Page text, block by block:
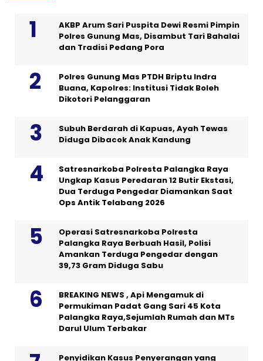
AKBP Arum Sari Puspita Dewi Resmi Pimpin
Polres Gunung Mas, Disambut Tari Bahalai
dan Tradisi Pedang Pora
Polres Gunung Mas PTDH Briptu Indra
Buana, Kapolres: Institusi Tidak Boleh
Dikotori Pelanggaran
Subuh Berdarah di Kapuas, Ayah Tewas
Diduga Dibacok Anak Kandung
Satresnarkoba Polresta Palangka Raya
Ungkap Kasus Peredaran 12 Butir Ekstasi,
Dua Terduga Pengedar Diamankan Saat
Ops Antik Telabang 2026
Operasi Satresnarkoba Polresta
Palangka Raya Berbuah Hasil, Polisi
Amankan Terduga Pengedar dengan
39,73 Gram Diduga Sabu
BREAKING NEWS , Api Mengamuk di
Permukiman Padat Gang Sari 45 Kota
Palangka Raya,Sejumlah Rumah dan MTs
Darul Ulum Terbakar
Penyidikan Kasus Penyerangan yang